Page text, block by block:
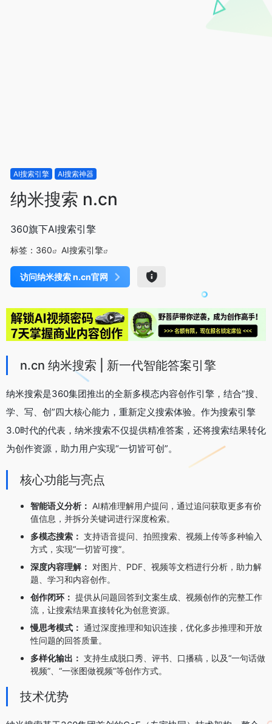
AI搜索引擎 AI搜索神器
纳米搜索 n.cn
360旗下AI搜索引擎
标签： 360 AI搜索引擎
访问纳米搜索 n.cn官网
n.cn 纳米搜索 | 新一代智能答案引擎
纳米搜索是360集团推出的全新多模态内容创作引擎，结合“搜、
学、写、创”四大核心能力，重新定义搜索体验。作为搜索引擎
3.0时代的代表，纳米搜索不仅提供精准答案，还将搜索结果转化
为创作资源，助力用户实现“一切皆可创”。
核心功能与亮点
智能语义分析： AI精准理解用户提问，通过追问获取更多有价
值信息，并拆分关键词进行深度检索。
多模态搜索： 支持语音提问、拍照搜索、视频上传等多种输入
方式，实现“一切皆可搜”。
深度内容理解： 对图片、PDF、视频等文档进行分析，助力解
题、学习和内容创作。
创作闭环： 提供从问题回答到文案生成、视频创作的完整工作
流，让搜索结果直接转化为创意资源。
慢思考模式： 通过深度推理和知识连接，优化多步推理和开放
性问题的回答质量。
多样化输出： 支持生成脱口秀、评书、口播稿，以及“一句话做
视频”、“一张图做视频”等创作方式。
技术优势